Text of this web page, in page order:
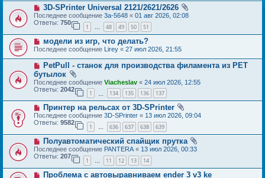
3D-SPrinter Universal 2121/2621/2626
Последнее сообщение 3a-5648 « 01 авг 2026, 02:08
Ответы: 750
1 … 48 49 50 51
модели из игр, что делать?
Последнее сообщение Lirey « 27 июл 2026, 21:55
PetPull - cтанок для производства филамента из PET
бутылок
Последнее сообщение Viacheslav « 24 июл 2026, 12:55
Ответы: 2042
1 134 135 136 137
Принтер на рельсах от 3D-SPrinter
Последнее сообщение 3D-SPrinter « 13 июл 2026, 09:04
Ответы: 9582
1 … 636 637 638 639
Полуавтоматический спайщик прутка
Последнее сообщение PANTERA « 13 июл 2026, 00:33
Ответы: 207
1 … 11 12 13 14
Проблема с автовыравниваем ender 3 v3 ke